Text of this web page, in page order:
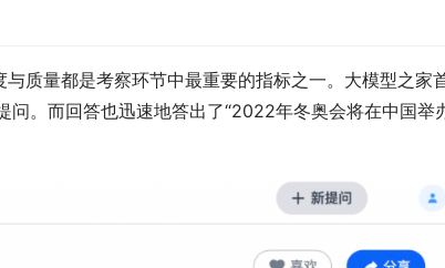
质量都是考察环节中最重要的指标之一。大模型之家
。而回答也迅速地答出了“2022年冬奥会将在中国举